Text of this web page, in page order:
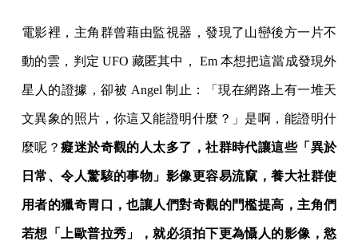
電影裡，主角群曾藉由監視器，發現了山巒後方一片不
動的雲，判定 UFO 藏匿其中， Em 本想把這當成發現外
星人的證據，卻被 Angel 制止：「現在網路上有一堆天
文異象的照片，你這又能證明什麼？」是啊，能證明什
麼呢？癡迷於奇觀的人太多了，社群時代讓這些「異於
日常、令人驚駭的事物」影像更容易流竄，養大社群使
用者的獵奇胃口，也讓人們對奇觀的門檻提高，主角們
若想「上歐普拉秀」，就必須拍下更為懾人的影像，慾